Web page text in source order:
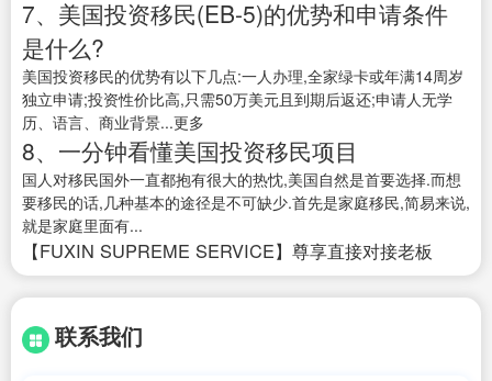
7、美国投资移民(EB-5)的优势和申请条件
是什么?
美国投资移民的优势有以下几点:一人办理,全家绿卡或年满14周岁
独立申请;投资性价比高,只需50万美元且到期后返还;申请人无学
历、语言、商业背景...更多
8、一分钟看懂美国投资移民项目
国人对移民国外一直都抱有很大的热忱,美国自然是首要选择.而想
要移民的话,几种基本的途径是不可缺少.首先是家庭移民,简易来说,
就是家庭里面有...
【FUXIN SUPREME SERVICE】尊享直接对接老板
联系我们